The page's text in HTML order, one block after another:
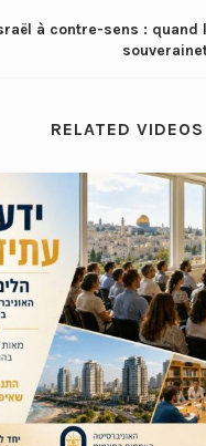
à contre-sens : quand
RELATED VIDEOS